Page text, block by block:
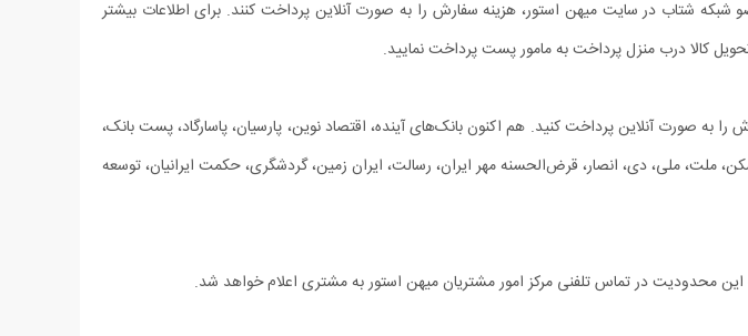
شبکه شتاب در سایت میهن استور، هزینه سفارش را به صورت آنلاین پرداخت کنند. برای اطلاعات بیشتر
کالا درب منزل پرداخت به مامور پست پرداخت نمایید.
صورت آنلاین پرداخت کنید. هم اکنون بانک‌های آینده، اقتصاد نوین، پارسیان، پاسارگاد، پست بانک،
ملت، ملی، دی، انصار، قرض‌الحسنه مهر ایران، رسالت، ایران زمین، گردشگری، حکمت ایرانیان، توسعه
محدودیت در تماس تلفنی مرکز امور مشتریان میهن استور به مشتری اعلام خواهد شد.